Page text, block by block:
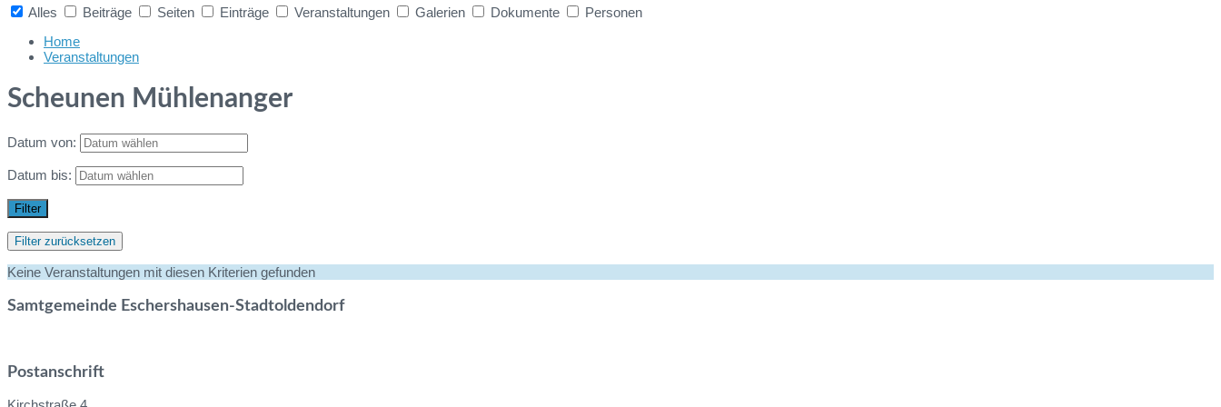
Alles
Beiträge Seiten Einträge Veranstaltungen Galerien Dokumente Personen
search
Home
Veranstaltungen
Scheunen Mühlenanger
Datum von:
Datum bis:
Filter
Filter zurücksetzen
Keine Veranstaltungen mit diesen Kriterien gefunden
Samtgemeinde Eschershausen-Stadtoldendorf
Postanschrift